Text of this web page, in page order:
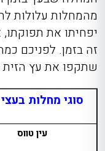
מהמחלות עלולות
יפחיתו את
זה בזמן. לפניכם
שתקפו את עץ
סוגי מחלות
עין טווס